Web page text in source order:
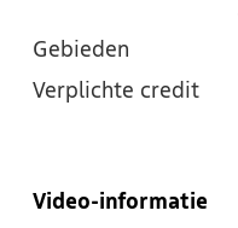
Gebieden
Verplichte credit
Video-informatie